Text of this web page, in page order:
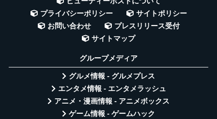
プライバシーポリシー
サイトポリシー
お問い合わせ
プレスリリース受付
サイトマップ
グループメディア
グルメ情報 - グルメプレス
エンタメ情報 - エンタメラッシュ
アニメ・漫画情報 - アニメボックス
ゲーム情報 - ゲームハック